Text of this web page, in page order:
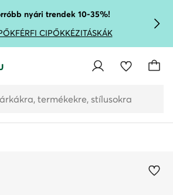
nyári trendek 10-35%!
FÉRFI CIPŐKKÉZITÁSKÁK
termékekre, stílusokra